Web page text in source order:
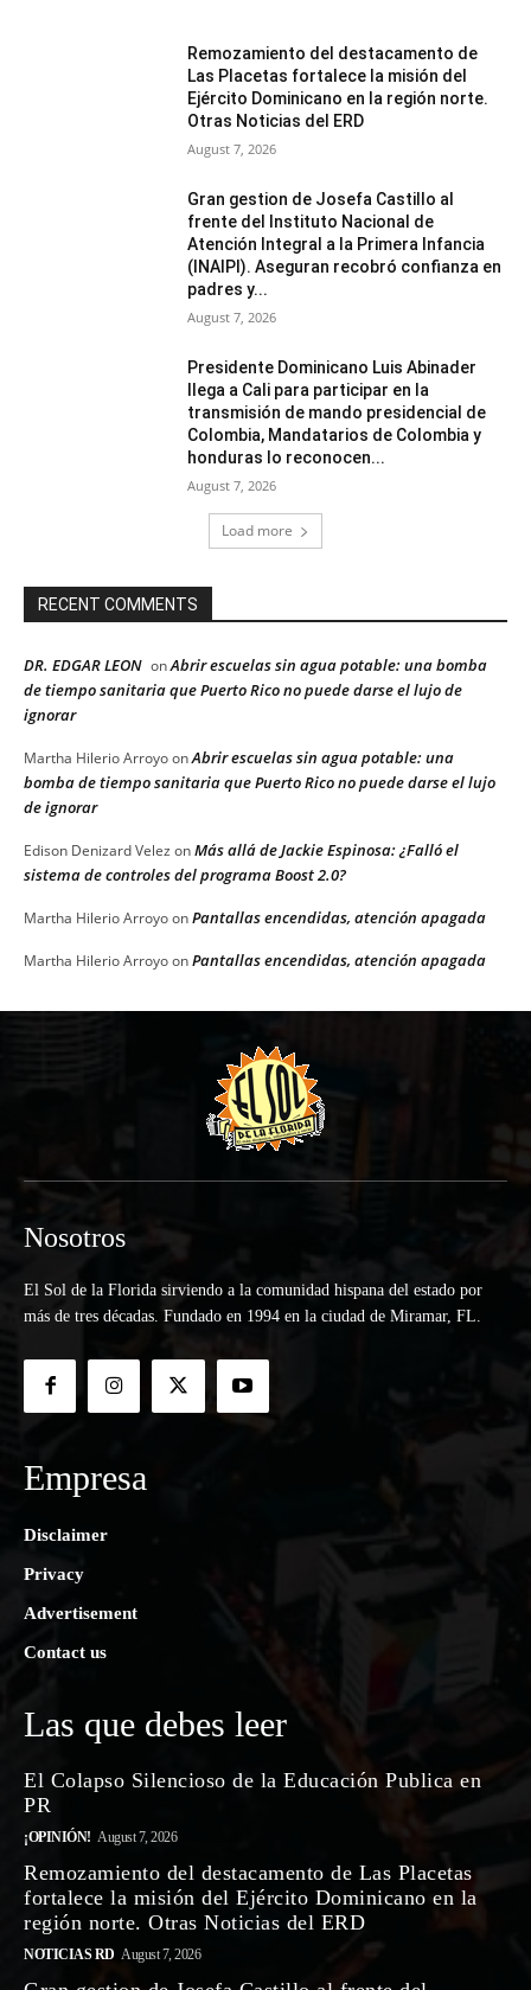
Remozamiento del destacamento de
Las Placetas fortalece la misión del
Ejército Dominicano en la región norte.
Otras Noticias del ERD
August 7, 2026
Gran gestion de Josefa Castillo al
frente del Instituto Nacional de
Atención Integral a la Primera Infancia
(INAIPI). Aseguran recobró confianza en
padres y...
August 7, 2026
Presidente Dominicano Luis Abinader
llega a Cali para participar en la
transmisión de mando presidencial de
Colombia, Mandatarios de Colombia y
honduras lo reconocen...
August 7, 2026
Load more
RECENT COMMENTS
DR. EDGAR LEON onAbrir escuelas sin agua potable: una bomba
de tiempo sanitaria que Puerto Rico no puede darse el lujo de
ignorar
Martha Hilerio ArroyoonAbrir escuelas sin agua potable: una
bomba de tiempo sanitaria que Puerto Rico no puede darse el lujo
de ignorar
Edison Denizard Velez onMás allá de Jackie Espinosa: ¿Falló el
sistema de controles del programa Boost 2.0?
Martha Hilerio ArroyoonPantallas encendidas, atención apagada
Martha Hilerio ArroyoonPantallas encendidas, atención apagada
Nosotros
El Sol de la Florida sirviendo a la comunidad hispana del estado por
más de tres décadas. Fundado en 1994 en la ciudad de Miramar, FL.
Empresa
Disclaimer
Privacy
Advertisement
Contact us
Las que debes leer
El Colapso Silencioso de la Educación Publica en
PR
¡OPINIÓN! August 7, 2026
Remozamiento del destacamento de Las Placetas
fortalece la misión del Ejército Dominicano en la
región norte. Otras Noticias del ERD
NOTICIAS RD August 7, 2026